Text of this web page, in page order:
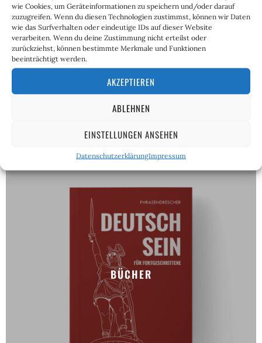
wie Cookies, um Geräteinformationen zu speichern und/oder darauf
zuzugreifen. Wenn du diesen Technologien zustimmst, können wir Daten
wie das Surfverhalten oder eindeutige IDs auf dieser Website
verarbeiten. Wenn du deine Zustimmung nicht erteilst oder
zurückziehst, können bestimmte Merkmale und Funktionen
beeinträchtigt werden.
AKZEPTIEREN
ABLEHNEN
EINSTELLUNGEN ANSEHEN
DatenschutzerklärungImpressum
BÜCHER